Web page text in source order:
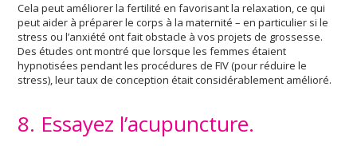
Cela peut améliorer la fertilité en favorisant la relaxation, ce qui
peut aider à préparer le corps à la maternité – en particulier si le
stress ou l’anxiété ont fait obstacle à vos projets de grossesse.
Des études ont montré que lorsque les femmes étaient
hypnotisées pendant les procédures de FIV (pour réduire le
stress), leur taux de conception était considérablement amélioré.
8. Essayez l’acupuncture.